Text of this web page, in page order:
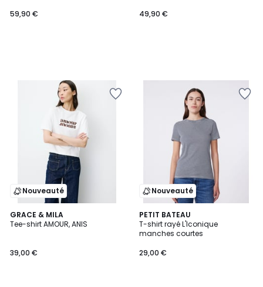
59,90 €
49,90 €
Nouveauté
GRACE & MILA
Tee-shirt AMOUR, ANIS
39,00 €
Nouveauté
PETIT BATEAU
T-shirt rayé L'Iconique
manches courtes
29,00 €